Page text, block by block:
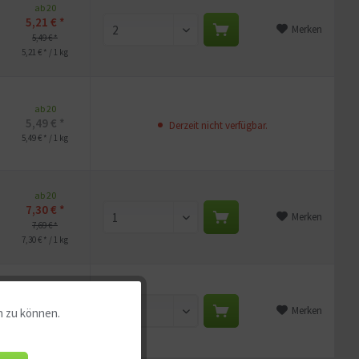
ab 20
5,21 € *
5,49 € *
5,21 € * / 1 kg
Merken
ab 20
5,49 € *
5,49 € * / 1 kg
Derzeit nicht verfügbar.
ab 20
7,30 € *
7,69 € *
7,30 € * / 1 kg
Merken
— Merken
Aktiv
zu können.